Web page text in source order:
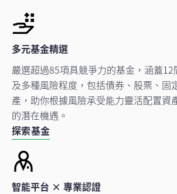
多元基金精選
嚴選超過85項具競爭力的基金，涵蓋12
及多種風險程度，包括債券、股票、固
產，助你根據風險承受能力靈活配置資
的潛在機遇。
探索基金
智能平台 × 專業認證